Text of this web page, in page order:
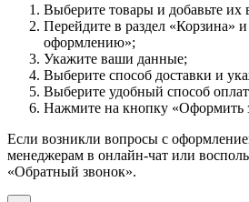
Выберите товары и добавьте их
Перейдите в раздел «Корзина»
оформлению»;
Укажите ваши данные;
Выберите способ доставки и
Выберите удобный способ
Нажмите на кнопку «Оформить
Если возникли вопросы с
менеджерам в онлайн-чат или
«Обратный звонок».